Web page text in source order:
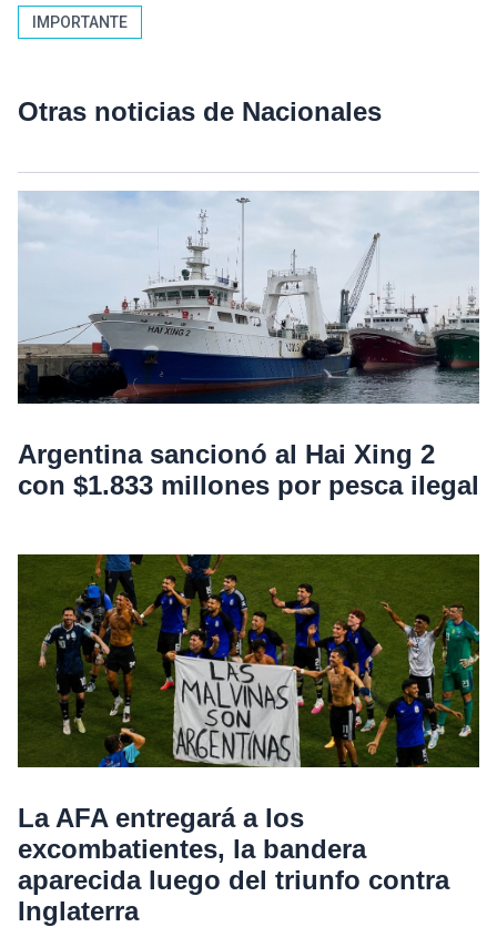
IMPORTANTE
Otras noticias de Nacionales
Argentina sancionó al Hai Xing 2
con $1.833 millones por pesca ilegal
La AFA entregará a los
excombatientes, la bandera
aparecida luego del triunfo contra
Inglaterra